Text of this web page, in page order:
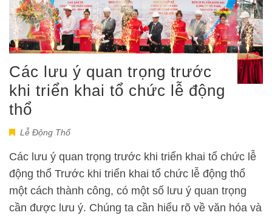
Các lưu ý quan trọng trước
khi triển khai tổ chức lễ động
thổ
Lễ Động Thổ
Các lưu ý quan trọng trước khi triển khai tổ chức lễ
động thổ Trước khi triển khai tổ chức lễ động thổ
một cách thành công, có một số lưu ý quan trọng
cần được lưu ý. Chúng ta cần hiểu rõ về văn hóa và